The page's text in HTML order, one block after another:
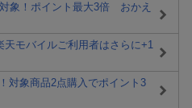
象！ポイント最大3倍 おかえ
天モバイルご利用者はさらに+1
対象商品2点購入でポイント3